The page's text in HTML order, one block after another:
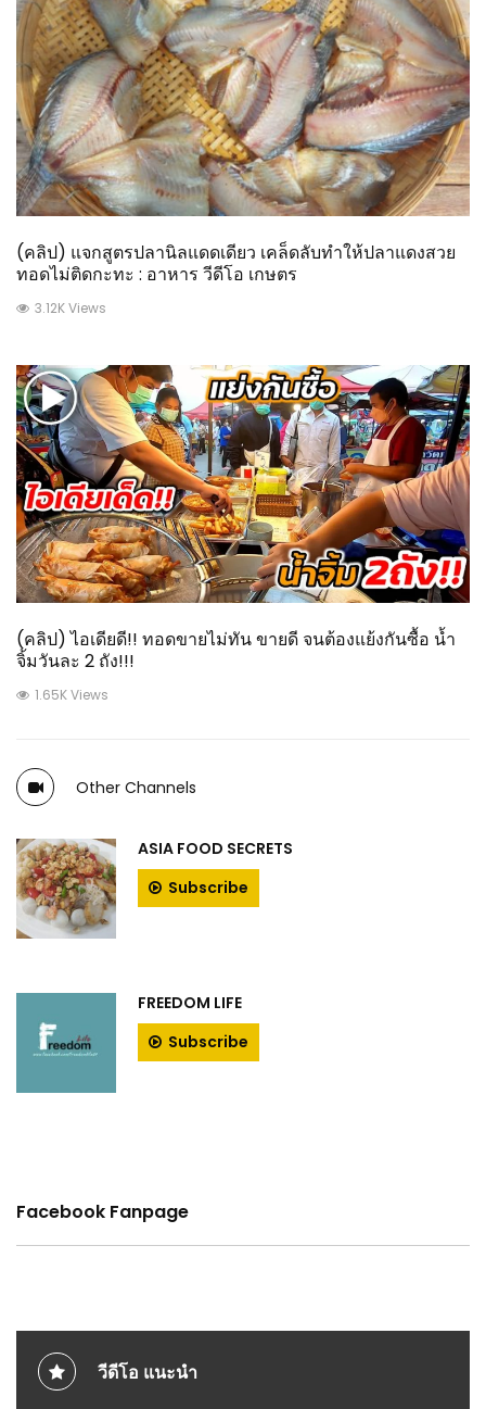
(คลิป) แจกสูตรปลานิลแดดเดียว เคล็ดลับทำให้ปลาแดงสวย
ทอดไม่ติดกะทะ : อาหาร วีดีโอ เกษตร
3.12K Views
(คลิป) ไอเดียดี!! ทอดขายไม่ทัน ขายดี จนต้องแย้งกันซื้อ น้ำ
จิ้มวันละ 2 ถัง!!!
1.65K Views
Other Channels
ASIA FOOD SECRETS
Subscribe
FREEDOM LIFE
Subscribe
Facebook Fanpage
วีดีโอ แนะนำ